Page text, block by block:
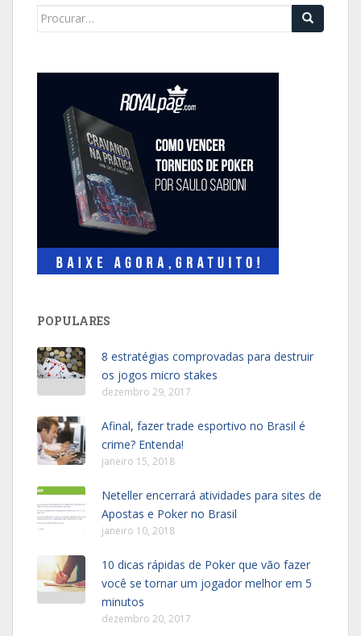
Search
POPULARES
8 estratégias comprovadas para destruir
os jogos micro stakes
dezembro 29, 2017
Afinal, fazer trade esportivo no Brasil é
crime? Entenda!
janeiro 15, 2018
Neteller encerrará atividades para sites de
Apostas e Poker no Brasil
janeiro 10, 2018
10 dicas rápidas de Poker que vão fazer
você se tornar um jogador melhor em 5
minutos
dezembro 20, 2017